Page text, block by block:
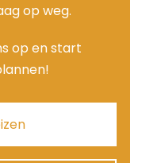
op weg.
op en start